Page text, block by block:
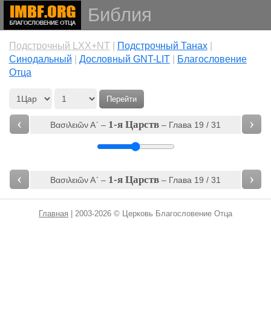
Библия
Подстрочный LXX+NT| Подстрочный Танах|
Cинодальный
Дословный GNT-LIT|
Благословение
Отца
Перейти
‹ Βασιλειῶν Αʹ‎ – 1-я Царств– Глава 19 / 31 ›
‹ Βασιλειῶν Αʹ‎ – 1-я Царств– Глава 19 / 31 ›
Главная | 2003-2026 © Церковь Благословение Отца